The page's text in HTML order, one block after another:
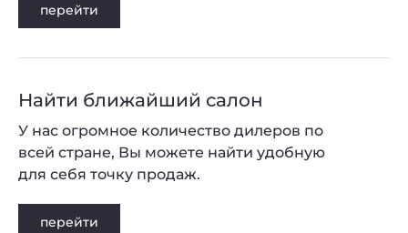
перейти
Найти ближайший салон
перейти
У нас огромное количество дилеров по
всей стране, Вы можете найти удобную
для себя точку продаж.